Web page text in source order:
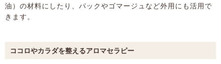
油）の材料にしたり、パックやゴマージュなど外用にも活用で
きます。
ココロやカラダを整えるアロマセラピー